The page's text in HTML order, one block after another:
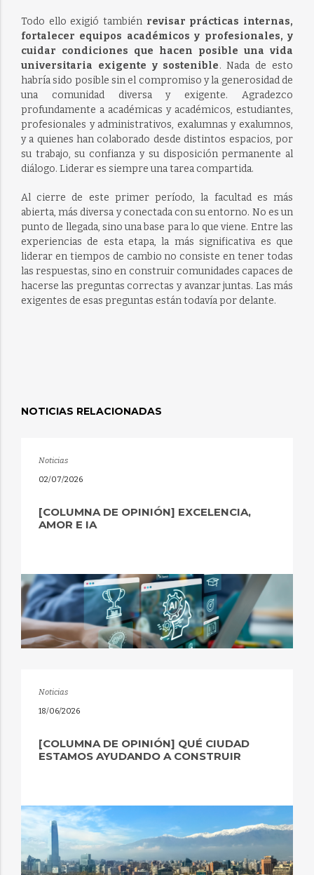
Todo ello exigió también revisar prácticas internas,
fortalecer equipos académicos y profesionales, y
cuidar condiciones que hacen posible una vida
universitaria exigente y sostenible. Nada de esto
habría sido posible sin el compromiso y la generosidad de
una comunidad diversa y exigente. Agradezco
profundamente a académicas y académicos, estudiantes,
profesionales y administrativos, exalumnas y exalumnos,
y a quienes han colaborado desde distintos espacios, por
su trabajo, su confianza y su disposición permanente al
diálogo. Liderar es siempre una tarea compartida.
Al cierre de este primer período, la facultad es más
abierta, más diversa y conectada con su entorno. No es un
punto de llegada, sino una base para lo que viene. Entre las
experiencias de esta etapa, la más significativa es que
liderar en tiempos de cambio no consiste en tener todas
las respuestas, sino en construir comunidades capaces de
hacerse las preguntas correctas y avanzar juntas. Las más
exigentes de esas preguntas están todavía por delante.
NOTICIAS RELACIONADAS
Noticias
02/07/2026
[COLUMNA DE OPINIÓN] EXCELENCIA,
AMOR E IA
Noticias
18/06/2026
[COLUMNA DE OPINIÓN] QUÉ CIUDAD
ESTAMOS AYUDANDO A CONSTRUIR